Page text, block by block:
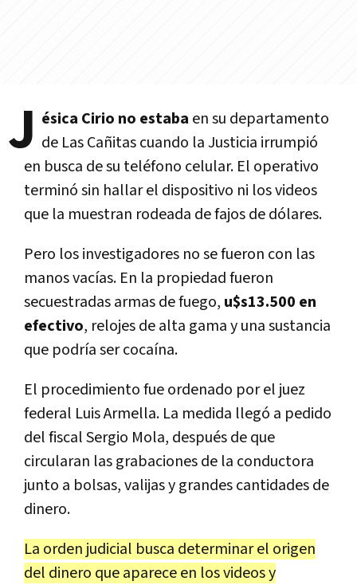
J ésica Cirio no estaba en su departamento
de Las Cañitas cuando la Justicia irrumpió
en busca de su teléfono celular. El operativo
terminó sin hallar el dispositivo ni los videos
que la muestran rodeada de fajos de dólares.
Pero los investigadores no se fueron con las
manos vacías. En la propiedad fueron
secuestradas armas de fuego, u$s13.500 en
efectivo, relojes de alta gama y una sustancia
que podría ser cocaína.
El procedimiento fue ordenado por el juez
federal Luis Armella. La medida llegó a pedido
del fiscal Sergio Mola, después de que
circularan las grabaciones de la conductora
junto a bolsas, valijas y grandes cantidades de
dinero.
La orden judicial busca determinar el origen
del dinero que aparece en los videos y